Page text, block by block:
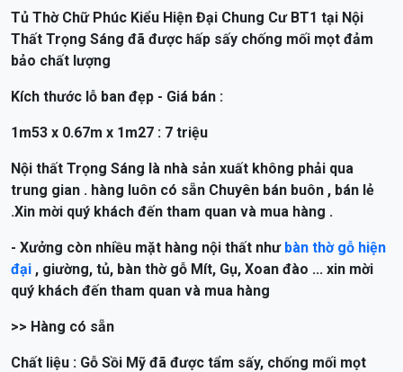
Tủ Thờ Chữ Phúc Kiểu Hiện Đại Chung Cư BT1 tại Nội
Thất Trọng Sáng đã được hấp sấy chống mối mọt đảm
bảo chất lượng
Kích thước lỗ ban đẹp - Giá bán :
1m53 x 0.67m x 1m27 : 7 triệu
Nội thất Trọng Sáng là nhà sản xuất không phải qua
trung gian . hàng luôn có sẵn Chuyên bán buôn , bán lẻ
.Xin mời quý khách đến tham quan và mua hàng .
- Xưởng còn nhiều mặt hàng nội thất như bàn thờ gỗ hiện
đại , giường, tủ, bàn thờ gỗ Mít, Gụ, Xoan đào ... xin mời
quý khách đến tham quan và mua hàng
>> Hàng có sẵn
Chất liệu : Gỗ Sồi Mỹ đã được tẩm sấy, chống mối mọt